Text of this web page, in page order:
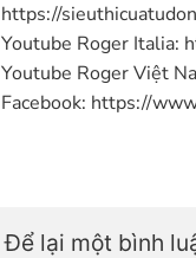
https://
Youtube Roger Italia:
Youtube Roger Việt
Facebook: https://
Để lại một bình